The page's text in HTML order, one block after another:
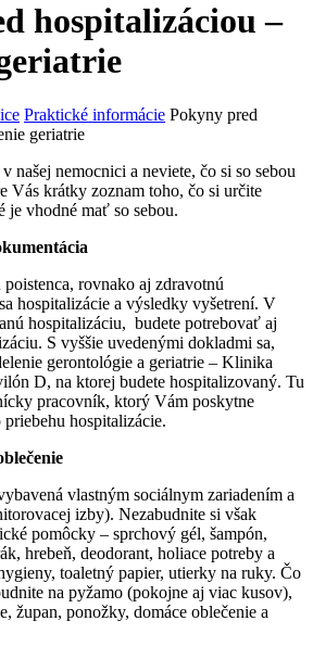
hospitalizáciou –
Praktické informácie Pokyny pred
geriatrie
našej nemocnici a neviete, čo si so sebou
Vás krátky zoznam toho, čo si určite
je vhodné mať so sebou.
rovnako aj zdravotnú
hospitalizácie a výsledky vyšetrení. V
hospitalizáciu, budete potrebovať aj
S vyššie uvedenými dokladmi sa,
gerontológie a geriatrie – Klinika
D, na ktorej budete hospitalizovaný. Tu
pracovník, ktorý Vám poskytne
hospitalizácie.
vlastným sociálnym zariadením a
izby). Nezabudnite si však
pomôcky – sprchový gél, šampón,
hrebeň, deodorant, holiace potreby a
toaletný papier, utierky na ruky. Čo
na pyžamo (pokojne aj viac kusov),
župan, ponožky, domáce oblečenie a